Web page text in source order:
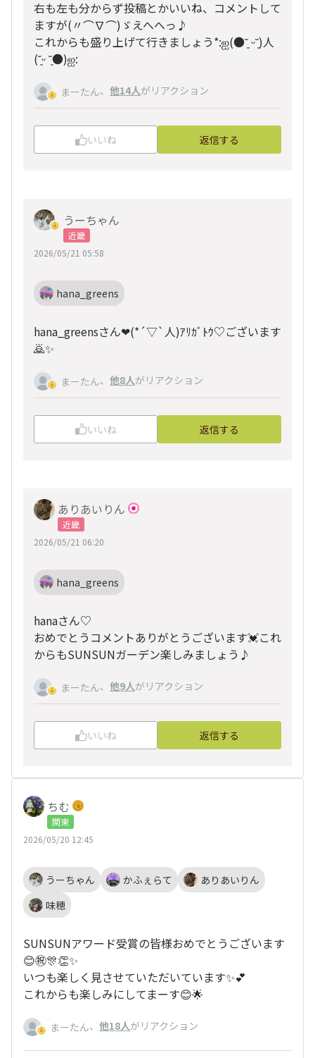
右も左も分からず投稿とかいいね、コメントして
ますが(〃⌒∇⌒)ゞえへへっ♪
これからも盛り上げて行きましょう*:ஐ(●˘͈ ᵕ˘͈)人
(˘͈ᵕ ˘͈●)ஐ:
まーたん、 他14人がリアクション
いいね 返信する
うーちゃん
近畿
2026/05/21 05:58
hana_greens
hana_greensさん❤(*´▽`人)ｱﾘｶﾞﾄｳ♡ございます
🙇✨
まーたん、 他8人がリアクション
いいね 返信する
ありあいりん
近畿
2026/05/21 06:20
hana_greens
hanaさん♡
おめでとうコメントありがとうございます💓これ
からもSUNSUNガーデン楽しみましょう♪
まーたん、 他9人がリアクション
いいね 返信する
ちむ
関東
2026/05/20 12:45
うーちゃん かふぇらて
ありあいりん
味穂
SUNSUNアワード受賞の皆様おめでとうございます
😊㊗️🎊👏✨
いつも楽しく見させていただいています✨💕
これからも楽しみにしてまーす😊🌟
まーたん、 他18人がリアクション